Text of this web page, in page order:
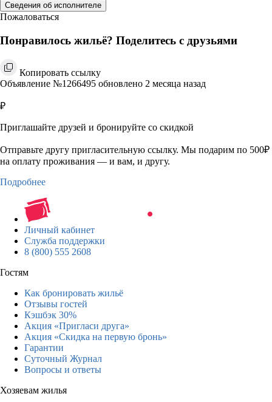
Сведения об исполнителе
Пожаловаться
Понравилось жильё? Поделитесь с друзьями
Копировать ссылку
Объявление №1266495 обновлено 2 месяца назад
₽
Приглашайте друзей и бронируйте со скидкой
Отправьте другу пригласительную ссылку. Мы подарим по 500₽
на оплату проживания — и вам, и другу.
Подробнее
Личный кабинет
Служба поддержки
8 (800) 555 2608
Гостям
Как бронировать жильё
Отзывы гостей
Кэшбэк 30%
Акция «Пригласи друга»
Акция «Скидка на первую бронь»
Гарантии
Суточный Журнал
Вопросы и ответы
Хозяевам жилья